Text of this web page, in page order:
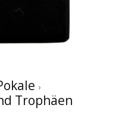
Trophäen